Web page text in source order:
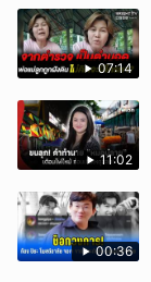
07:14
11:02
00:36